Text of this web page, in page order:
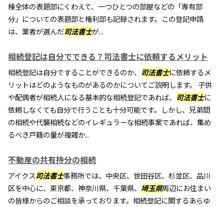
棟全体の表題部にくわえて、一つひとつの部屋などの「専有部
分」についての表題部と権利部も記録されます。この登記申請
は、業者が選んだ司法書士が...
相続登記は自分でできる？司法書士に依頼するメリット
相続登記は自分ですることができるのか、 司法書士に依頼するメ
リットはどのようなものがあるのかについてご説明します。 子供
や配偶者が相続人になる基本的な相続登記であれば、 司法書士に
依頼しなくても自分で行うことも十分可能です。しかし、兄弟間
の相続や代襲相続などのイレギュラーな相続事案であれば、集め
るべき戸籍の量が複雑か...
不動産の共有持分の相続
アイクス司法書士事務所では、中央区、世田谷区、杉並区、品川
区を中心に、東京都、神奈川県、千葉県、 埼玉県周辺にお住まい
の皆様からのご相談を承っております。相続登記に関するあらゆ